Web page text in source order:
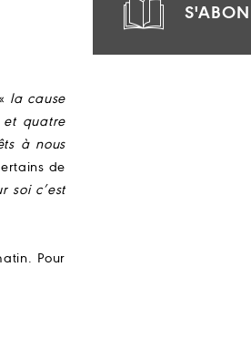
la cause
et quatre
à nous
de
soi c’est
Pour